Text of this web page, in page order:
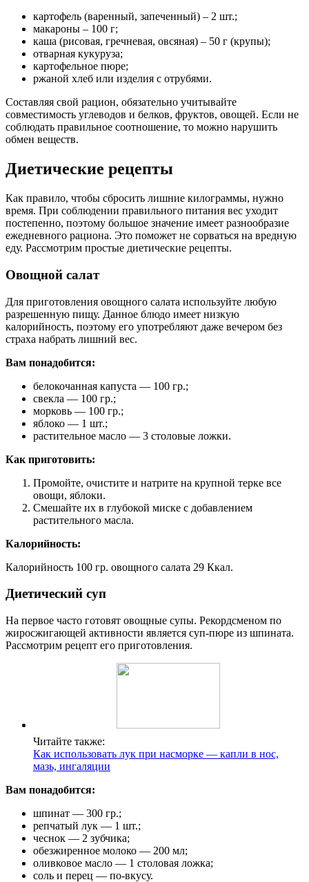
картофель (варенный, запеченный) – 2 шт.;
макароны – 100 г;
каша (рисовая, гречневая, овсяная) – 50 г (крупы);
отварная кукуруза;
картофельное пюре;
ржаной хлеб или изделия с отрубями.
Составляя свой рацион, обязательно учитывайте
совместимость углеводов и белков, фруктов, овощей. Если не
соблюдать правильное соотношение, то можно нарушить
обмен веществ.
Диетические рецепты
Как правило, чтобы сбросить лишние килограммы, нужно
время. При соблюдении правильного питания вес уходит
постепенно, поэтому большое значение имеет разнообразие
ежедневного рациона. Это поможет не сорваться на вредную
еду. Рассмотрим простые диетические рецепты.
Овощной салат
Для приготовления овощного салата используйте любую
разрешенную пищу. Данное блюдо имеет низкую
калорийность, поэтому его употребляют даже вечером без
страха набрать лишний вес.
Вам понадобится:
белокочанная капуста — 100 гр.;
свекла — 100 гр.;
морковь — 100 гр.;
яблоко — 1 шт.;
растительное масло — 3 столовые ложки.
Как приготовить:
Промойте, очистите и натрите на крупной терке все
овощи, яблоки.
Смешайте их в глубокой миске с добавлением
растительного масла.
Калорийность:
Калорийность 100 гр. овощного салата 29 Ккал.
Диетический суп
На первое часто готовят овощные супы. Рекордсменом по
жиросжигающей активности является суп-пюре из шпината.
Рассмотрим рецепт его приготовления.
Читайте также:
Как использовать лук при насморке — капли в нос,
мазь, ингаляции
Вам понадобится:
шпинат — 300 гр.;
репчатый лук — 1 шт.;
чеснок — 2 зубчика;
обезжиренное молоко — 200 мл;
оливковое масло — 1 столовая ложка;
соль и перец — по-вкусу.